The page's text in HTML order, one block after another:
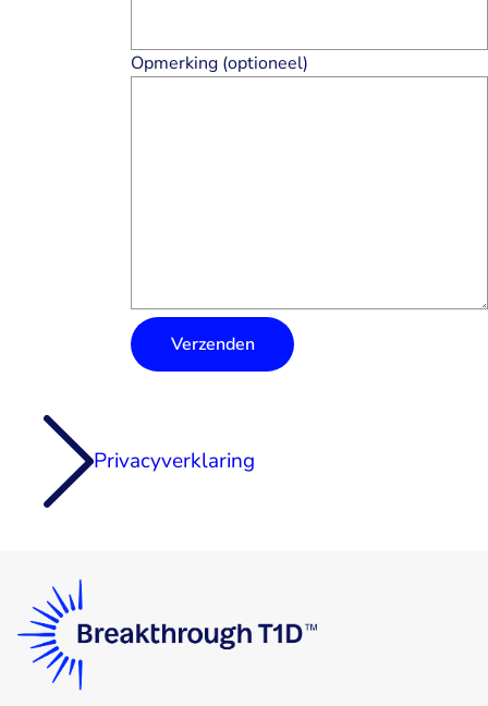
Opmerking (optioneel)
Privacyverklaring